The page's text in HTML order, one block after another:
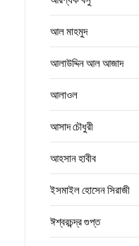
আল মাহমুদ
আলাউদ্দিন আল আজাদ
আলাওল
আসাদ চৌধুরী
আহসান হাবীব
ইসমাইল হোসেন সিরাজী
ঈশ্বরচন্দ্র গুপ্ত